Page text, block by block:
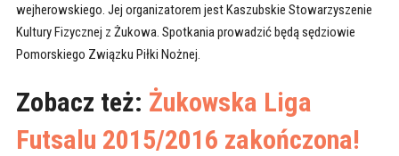
wejherowskiego. Jej organizatorem jest Kaszubskie Stowarzyszenie
Kultury Fizycznej z Żukowa. Spotkania prowadzić będą sędziowie
Pomorskiego Związku Piłki Nożnej.
Zobacz też: Żukowska Liga
Futsalu 2015/2016 zakończona!